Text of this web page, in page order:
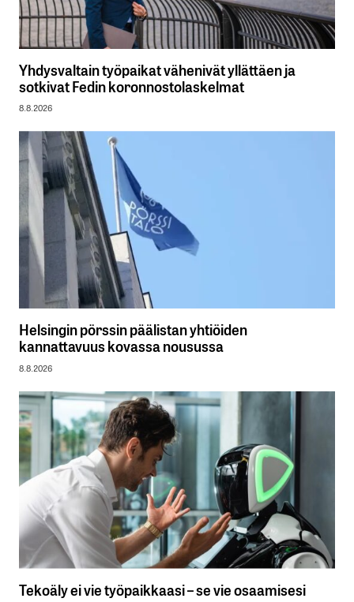
Yhdysvaltain työpaikat vähenivät yllättäen ja
sotkivat Fedin koronnostolaskelmat
8.8.2026
Helsingin pörssin päälistan yhtiöiden
kannattavuus kovassa nousussa
8.8.2026
Tekoäly ei vie työpaikkaasi – se vie osaamisesi